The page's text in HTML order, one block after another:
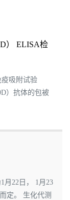
） ELISA检
吸附试验
）抗体的包被
月22日， 1月23
定。 生化代测